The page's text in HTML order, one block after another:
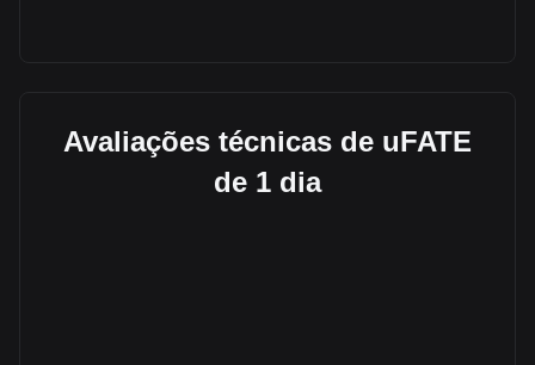
Avaliações técnicas de uFATE
de 1 dia